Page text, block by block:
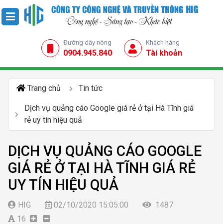
Đường dây nóng
0904.945.840
Khách hàng
Tài khoản
Trang chủ Tin tức
Dịch vụ quảng cáo Google giá rẻ ở tại Hà Tĩnh giá
rẻ uy tín hiệu quả
DỊCH VỤ QUẢNG CÁO GOOGLE
GIÁ RẺ Ở TẠI HÀ TĨNH GIÁ RẺ
UY TÍN HIỆU QUẢ
HIG 02/10/2020 15:05:00
1487
16